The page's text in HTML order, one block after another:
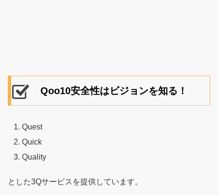
Qoo10安全性はビジョンを知る！
Quest
Quick
Quality
とした3Qサービスを提供しています。